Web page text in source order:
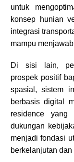
untuk
konsep hunian
integrasi
mampu
Di sisi lain,
prospek positif
spasial, sistem
berbasis digital
residence
dukungan
menjadi fondasi
berkelanjutan